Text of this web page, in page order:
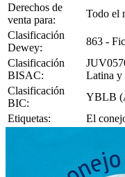
Derechos de
venta para:
Todo el
Clasificación
Dewey:
863 -
Clasificación
BISAC:
Latina y
Clasificación
BIC:
YBLB
Etiquetas:
El